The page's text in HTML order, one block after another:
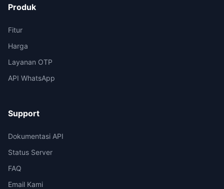
Produk
Fitur
Harga
Layanan OTP
API WhatsApp
Support
Dokumentasi API
Status Server
FAQ
Email Kami